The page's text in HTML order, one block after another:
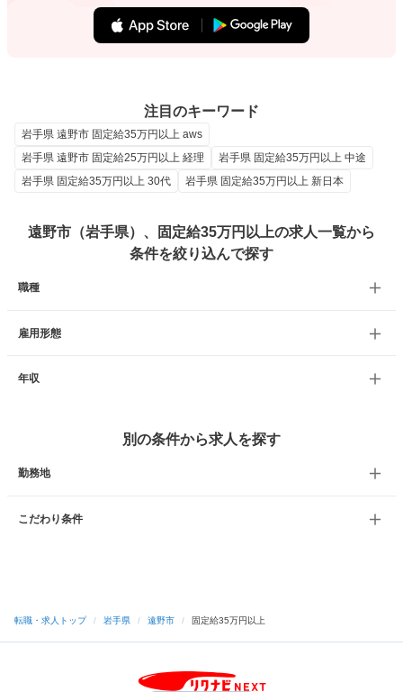
注目のキーワード
岩手県 遠野市 固定給35万円以上 aws
岩手県 遠野市 固定給25万円以上 経理
岩手県 固定給35万円以上 中途
岩手県 固定給35万円以上 30代
岩手県 固定給35万円以上 新日本
遠野市（岩手県）、固定給35万円以上の求人一覧から
条件を絞り込んで探す
職種
雇用形態
年収
別の条件から求人を探す
勤務地
こだわり条件
転職・求人トップ / 岩手県 / 遠野市 / 固定給35万円以上